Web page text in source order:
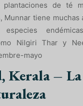
plantaciones de té
Munnar tiene muchas
Nilgiri Thar y
mayo
Kerala –